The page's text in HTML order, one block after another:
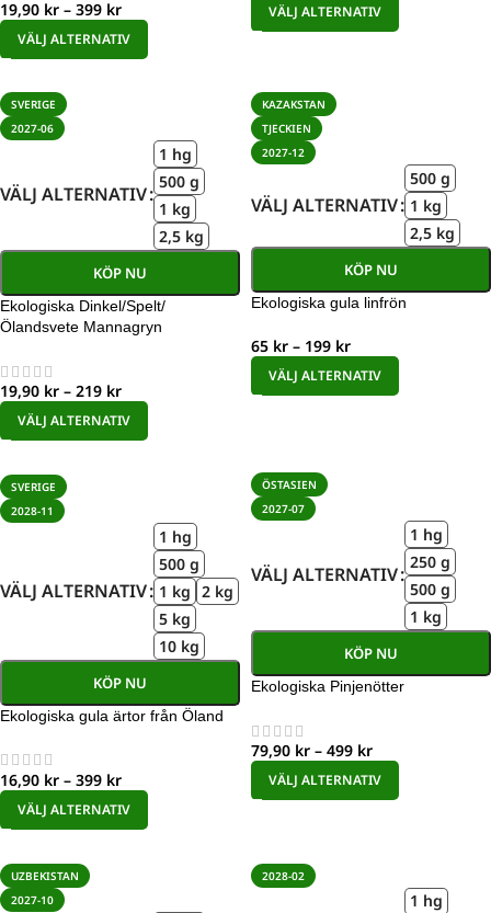
19,90 kr – 399 kr
VÄLJ ALTERNATIV
VÄLJ ALTERNATIV
SVERIGE
2027-06
VÄLJ ALTERNATIV
1 hg
500 g
1 kg
2,5 kg
KÖP NU
Ekologiska Dinkel/Spelt/
Ölandsvete Mannagryn
19,90 kr – 219 kr
VÄLJ ALTERNATIV
KAZAKSTAN
TJECKIEN
2027-12
VÄLJ ALTERNATIV
500 g
1 kg
2,5 kg
KÖP NU
Ekologiska gula linfrön
65 kr – 199 kr
VÄLJ ALTERNATIV
SVERIGE
2028-11
VÄLJ ALTERNATIV
1 hg
500 g
1 kg 2 kg
5 kg
10 kg
KÖP NU
Ekologiska gula ärtor från Öland
16,90 kr – 399 kr
VÄLJ ALTERNATIV
ÖSTASIEN
2027-07
VÄLJ ALTERNATIV
1 hg
250 g
500 g
1 kg
KÖP NU
Ekologiska Pinjenötter
79,90 kr – 499 kr
VÄLJ ALTERNATIV
UZBEKISTAN
2027-10
2028-02
1 hg